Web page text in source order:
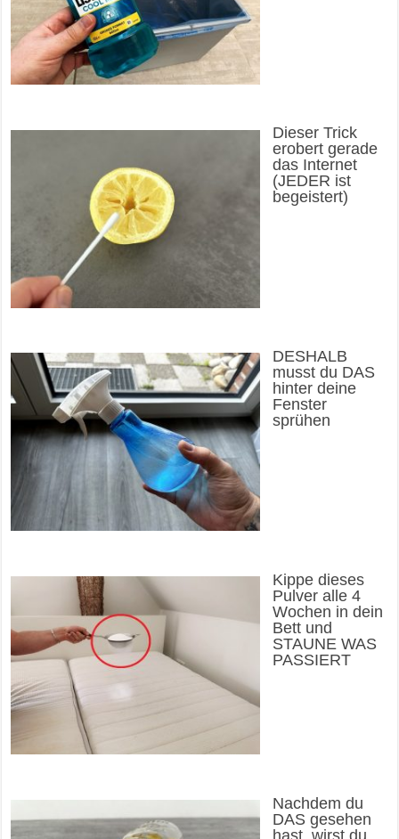
Dieser Trick
erobert gerade
das Internet
(JEDER ist
begeistert)
DESHALB
musst du DAS
hinter deine
Fenster
sprühen
Kippe dieses
Pulver alle 4
Wochen in dein
Bett und
STAUNE WAS
PASSIERT
Nachdem du
DAS gesehen
hast, wirst du